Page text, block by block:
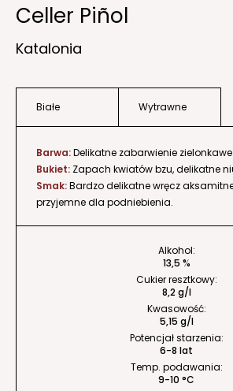
Celler Piñol
Katalonia
Białe Wytrawne
Barwa:Delikatne zabarwienie zielonkawe.
Bukiet: Zapach kwiatów bzu, delikatne
Smak:Bardzo delikatne wręcz
przyjemne dla podniebienia.
Alkohol:
13,5 %
Cukier resztkowy:
8,2 g/l
Kwasowość:
5,15 g/l
Potencjał starzenia:
6-8 lat
Temp. podawania:
9-10 °C